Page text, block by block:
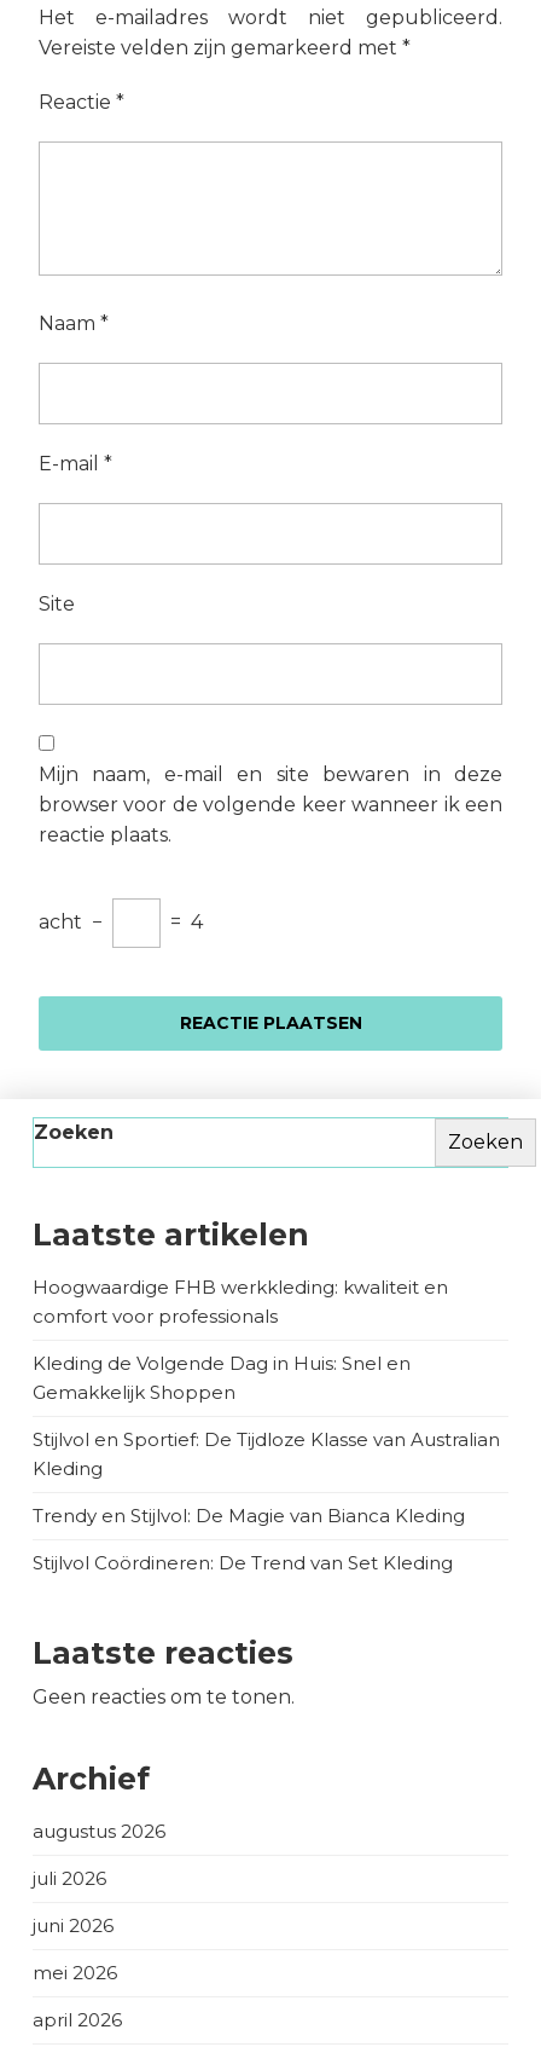
Het e-mailadres wordt niet gepubliceerd.
Vereiste velden zijn gemarkeerd met *
Reactie *
Naam *
E-mail *
Site
Mijn naam, e-mail en site bewaren in deze
browser voor de volgende keer wanneer ik een
reactie plaats.
acht − = 4
Zoeken Zoeken
Laatste artikelen
Hoogwaardige FHB werkkleding: kwaliteit en
comfort voor professionals
Kleding de Volgende Dag in Huis: Snel en
Gemakkelijk Shoppen
Stijlvol en Sportief: De Tijdloze Klasse van Australian
Kleding
Trendy en Stijlvol: De Magie van Bianca Kleding
Stijlvol Coördineren: De Trend van Set Kleding
Laatste reacties
Geen reacties om te tonen.
Archief
augustus 2026
juli 2026
juni 2026
mei 2026
april 2026